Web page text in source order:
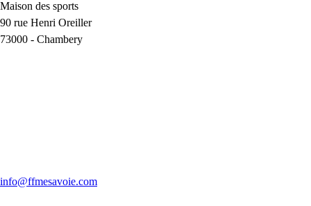
Maison des sports
90 rue Henri Oreiller
73000 - Chambery
info@ffmesavoie.com